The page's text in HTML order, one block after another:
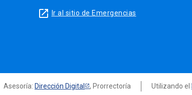
launch Ir al sitio de Emergencias
Asesoría: Dirección Digital , Prorrectoría Utilizando el